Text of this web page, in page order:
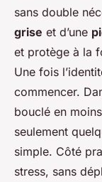
sans double
grise et d’une
et protège à la
Une fois
commencer.
bouclé en
seulement
simple. Côté
stress, sans